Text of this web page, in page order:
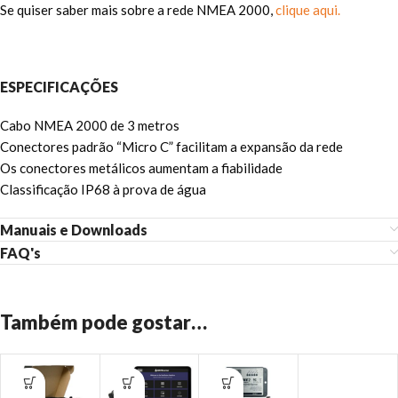
Se quiser saber mais sobre a rede NMEA 2000, clique aqui.
ESPECIFICAÇÕES
Cabo NMEA 2000 de 3 metros
Conectores padrão “Micro C” facilitam a expansão da rede
Os conectores metálicos aumentam a fiabilidade
Classificação IP68 à prova de água
Manuais e Downloads
FAQ's
Também pode gostar…